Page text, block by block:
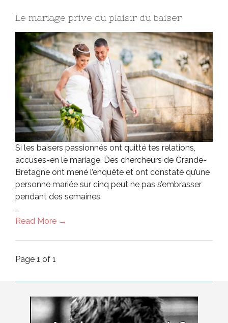
Le mariage prive du plaisir du baiser
Si les baisers passionnés ont quitté tes relations,
accuses-en le mariage. Des chercheurs de Grande-
Bretagne ont mené l’enquête et ont constaté qu’une
personne mariée sur cinq peut ne pas s’embrasser
pendant des semaines.
…
Read More →
Page 1 of 1